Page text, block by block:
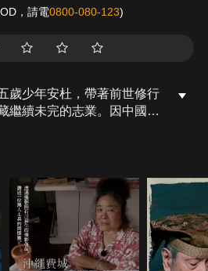
，請電0800-080-123)
歲少年安杜，帶著前世修行
繼續未完的志業。因中國政
好安杜身邊，有一位守護並
之間深厚的感情，又讓一切